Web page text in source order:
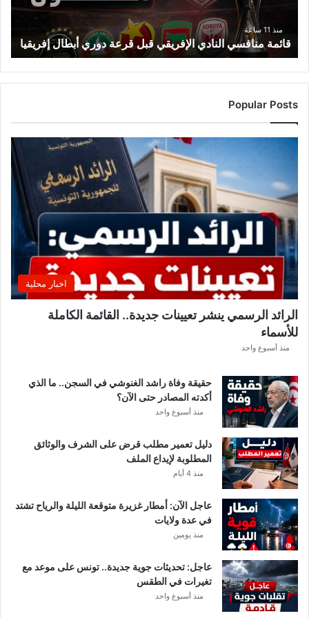
إفريقيا
منذ 11 ساعة
قائمة منافسي النادي الإفريقي قبل قرعة دوري أبطال إفريقيا
Popular Posts
اخبار محلية
الرائد الرسمي ينشر تعيينات جديدة.. القائمة الكاملة
للأسماء
منذ أسبوع واحد
حقيقة وفاة راشد الغنوشي في السجن.. ما الذي
أكدته المصادر حتى الآن؟
منذ أسبوع واحد
دليل تعمير مطلب قرض على الشرف والوثائق
المطلوبة لإيداع الملف
منذ 4 أيام
عاجل الآن: أمطار غزيرة متوقعة الليلة والرياح تشتد
في عدة ولايات
منذ يومين
عاجل: تحديثات جوية جديدة.. تونس على موعد مع
تغيرات في الطقس
منذ أسبوع واحد